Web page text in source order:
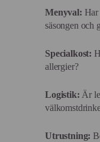
Menyval: Har
säsongen och
Specialkost:
allergier?
Logistik: Är
Utrustning: